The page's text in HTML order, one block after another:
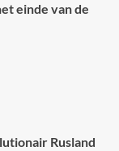
einde van de
Rusland